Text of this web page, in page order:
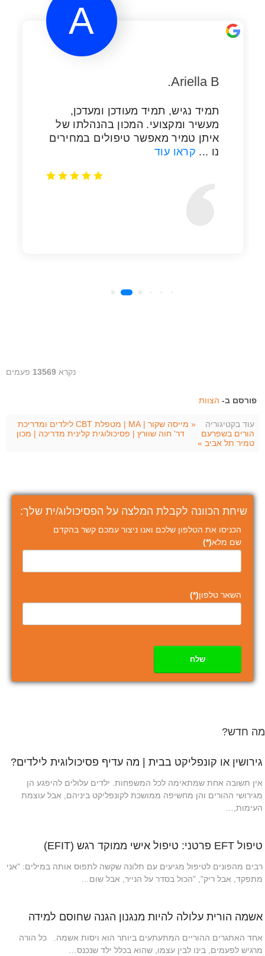
נקרא 13569 פעמים
פורסם ב- הצוות
עוד בקטיגוריה
« מייסה שקור | MA | מטפלת CBT לילדים ומדריכת
הורים בשפרעם
דר' חוה שוורץ | פסיכולוגית קלינית מדריכה | מכון
טמיר תל אביב »
שיחת הכוונה לקבלת המלצה על הפסיכולוג/ית שלך:
הכניסו את הטלפון שלכם ואנו ניצור עמכם קשר בהקדם
שם מלא(*)
השאר טלפון(*)
שלח
מה חדש?
גירושין או קונפליקט בבית | מה עדיף פסיכולוגית לילדים?
אין תשובה אחת שמתאימה לכל המשפחות. ילדים עלולים להיפגע הן
מגירושי ההורים והן מחשיפה ממושכת לקונפליקט ביניהם, אבל עוצמת
העימות,…
טיפול EFT פרטני: טיפול אישי ממוקד רגש (EFIT)
רבים מהפונים לטיפול מגיעים עם תלונה שקשה לתפוס אותה במילים: "אני
מתפקד, אבל ריק", "הכול בסדר על הנייר, אבל שום…
אשמה הורית עלולה להיות מנגנון הגנה שחוסם למידה
אחד האתגרים ההוריים המתעתעים ביותר הוא ויסות אשמה. כל הורה
מרגיש לפעמים, בינו לבין עצמו, שהוא בכלל ילד שנכנס…